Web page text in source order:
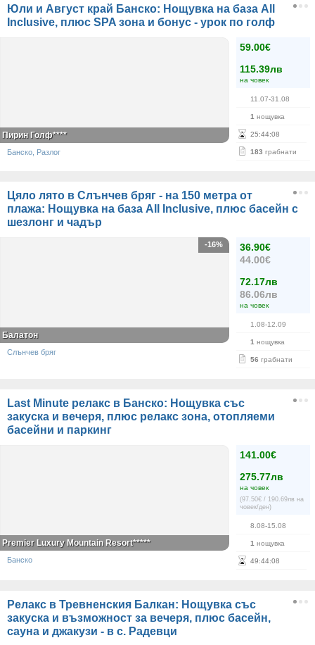
Юли и Август край Банско: Нощувка на база All
Inclusive, плюс SPA зона и бонус - урок по голф
59.00€
115.39лв
на човек
11.07-31.08
1 нощувка
25:44:07
183 грабнати
Пирин Голф****
Банско, Разлог
Цяло лято в Слънчев бряг - на 150 метра от
плажа: Нощувка на база All Inclusive, плюс басейн с
шезлонг и чадър
36.90€
44.00€
72.17лв
86.06лв
на човек
1.08-12.09
1 нощувка
56 грабнати
-16%
Балатон
Слънчев бряг
Last Minute релакс в Банско: Нощувка със
закуска и вечеря, плюс релакс зона, отопляеми
басейни и паркинг
141.00€
275.77лв
на човек
(97.50€ / 190.69лв на
човек/ден)
8.08-15.08
1 нощувка
49:44:07
Premier Luxury Mountain Resort*****
Банско
Релакс в Тревненския Балкан: Нощувка със
закуска и възможност за вечеря, плюс басейн,
сауна и джакузи - в с. Радевци